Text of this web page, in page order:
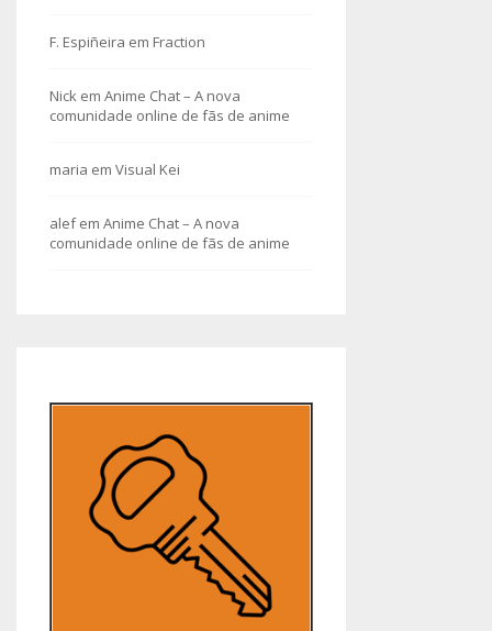
F. Espiñeira em Fraction
Nick em Anime Chat – A nova
comunidade online de fãs de anime
maria em Visual Kei
alefem Anime Chat – A nova
comunidade online de fãs de anime